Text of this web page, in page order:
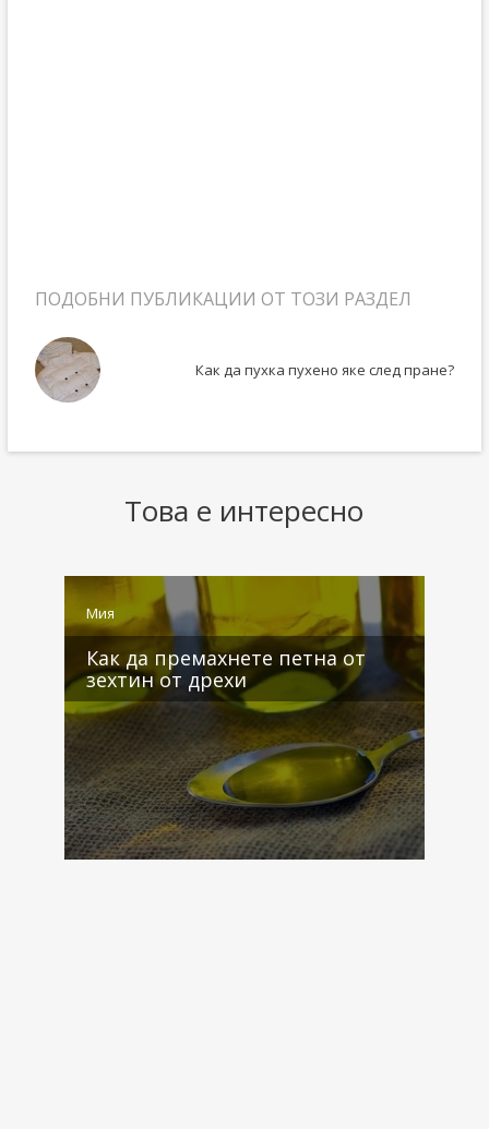
ПОДОБНИ ПУБЛИКАЦИИ ОТ ТОЗИ РАЗДЕЛ
Как да пухка пухено яке след пране?
Това е интересно
Мия
Как да премахнете петна от
зехтин от дрехи